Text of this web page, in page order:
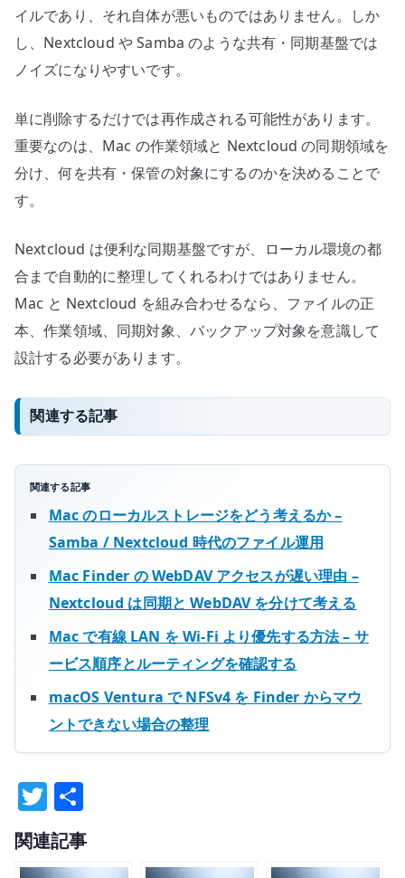
イルであり、それ自体が悪いものではありません。しか
し、Nextcloud や Samba のような共有・同期基盤では
ノイズになりやすいです。
単に削除するだけでは再作成される可能性があります。
重要なのは、Mac の作業領域と Nextcloud の同期領域を
分け、何を共有・保管の対象にするのかを決めることで
す。
Nextcloud は便利な同期基盤ですが、ローカル環境の都
合まで自動的に整理してくれるわけではありません。
Mac と Nextcloud を組み合わせるなら、ファイルの正
本、作業領域、同期対象、バックアップ対象を意識して
設計する必要があります。
関連する記事
関連する記事
Mac のローカルストレージをどう考えるか –
Samba / Nextcloud 時代のファイル運用
Mac Finder の WebDAV アクセスが遅い理由 –
Nextcloud は同期と WebDAV を分けて考える
Mac で有線 LAN を Wi-Fi より優先する方法 – サ
ービス順序とルーティングを確認する
macOS Ventura で NFSv4 を Finder からマウ
ントできない場合の整理
T
w
it
有
関連記事